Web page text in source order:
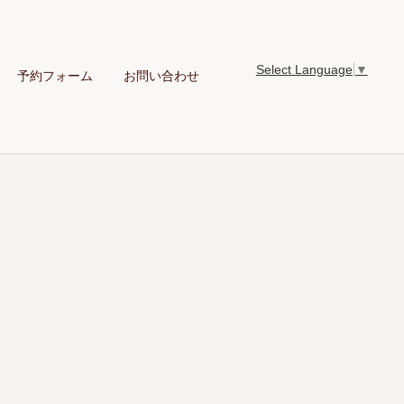
Select Language ▼
予約フォーム お問い合わせ